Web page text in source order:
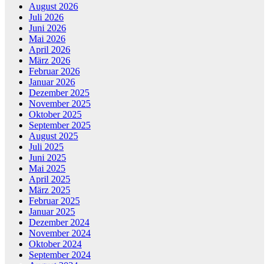
August 2026
Juli 2026
Juni 2026
Mai 2026
April 2026
März 2026
Februar 2026
Januar 2026
Dezember 2025
November 2025
Oktober 2025
September 2025
August 2025
Juli 2025
Juni 2025
Mai 2025
April 2025
März 2025
Februar 2025
Januar 2025
Dezember 2024
November 2024
Oktober 2024
September 2024